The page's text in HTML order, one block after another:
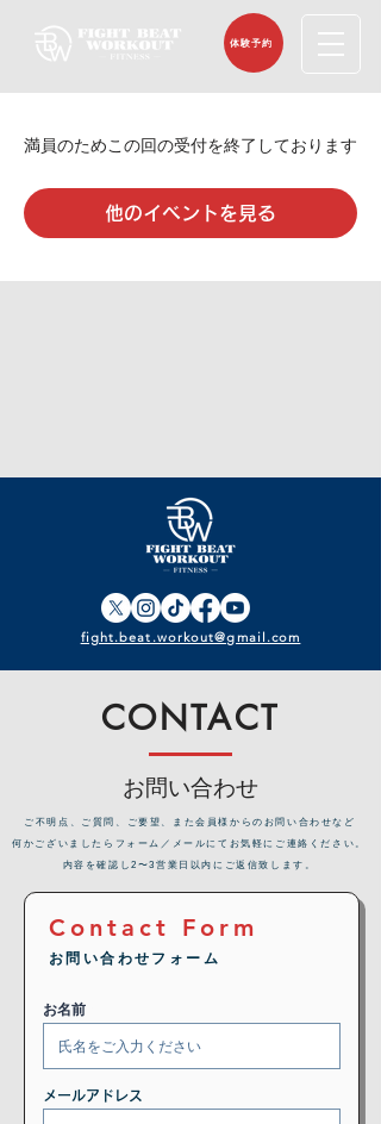
体験予約
満員のためこの回の受付を終了しております
他のイベントを見る
fight.beat.workout@gmail.com
CONTACT
お問い合わせ
​ご不明点、ご質問、ご要望、また会員様からのお問い合わせなど
何かございましたらフォーム／メールにてお気軽にご連絡ください。
内容を確認し2〜3営業日以内にご返信致します。
Contact Form
お問い合わせフォーム
お名前
メールアドレス